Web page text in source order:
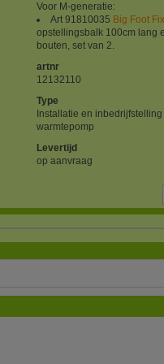
Voor M-generatie:
Art 91810035 Big Foot
opstellingsbalk 100cm lang
bouten, set van 2.
artnr
12132110
Type
Installatie en
warmtepomp
Levertijd
op aanvraag